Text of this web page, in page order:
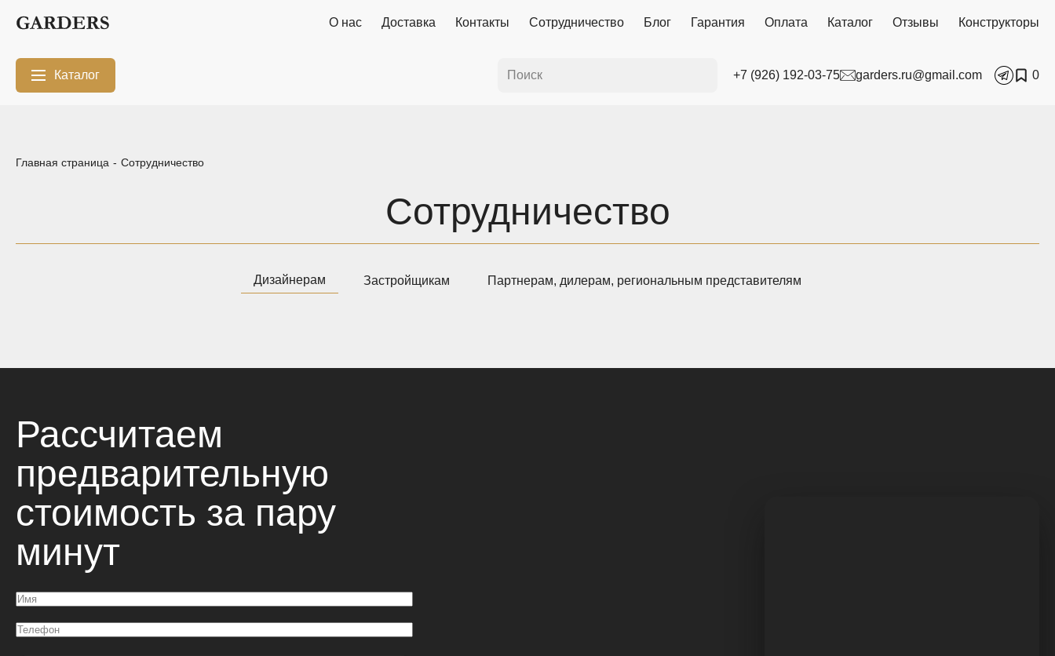
О нас Доставка Контакты Сотрудничество Блог Гарантия Оплата Каталог Отзывы Конструкторы
Каталог +7 (926) 192-03-75 garders.ru@gmail.com 0
ванную
назначению
Гардеробные
Распашные шкафы Шкафы
Главная страница - Сотрудничество
Сотрудничество
Дизайнерам Застройщикам Партнерам, дилерам, региональным представителям
Рассчитаем
предварительную
стоимость за пару
минут
Имя
Телефон